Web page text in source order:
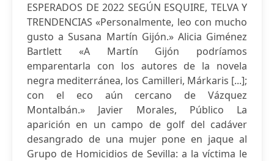
ESPERADOS DE 2022 SEGÚN ESQUIRE, TELVA Y
TRENDENCIAS «Personalmente, leo con mucho
gusto a Susana Martín Gijón.» Alicia Giménez
Bartlett «A Martín Gijón podríamos
emparentarla con los autores de la novela
negra mediterránea, los Camilleri, Márkaris [...];
con el eco aún cercano de Vázquez
Montalbán.» Javier Morales, Público La
aparición en un campo de golf del cadáver
desangrado de una mujer pone en jaque al
Grupo de Homicidios de Sevilla: a la víctima le